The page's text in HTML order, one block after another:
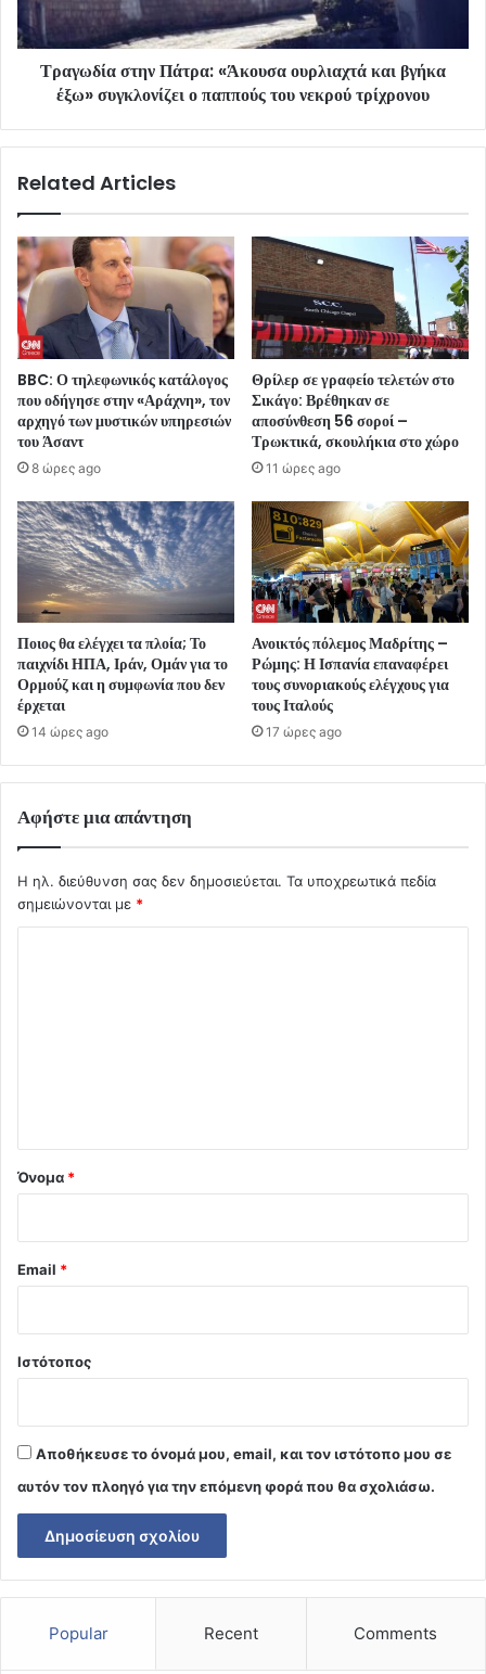
Τραγωδία στην Πάτρα: «Άκουσα ουρλιαχτά και βγήκα
έξω» συγκλονίζει ο παππούς του νεκρού τρίχρονου
Related Articles
BBC: Ο τηλεφωνικός κατάλογος
που οδήγησε στην «Αράχνη», τον
αρχηγό των μυστικών υπηρεσιών
του Άσαντ
8 ώρες ago
Θρίλερ σε γραφείο τελετών στο
Σικάγο: Βρέθηκαν σε
αποσύνθεση 56 σοροί –
Τρωκτικά, σκουλήκια στο χώρο
11 ώρες ago
Ποιος θα ελέγχει τα πλοία; Το
παιχνίδι ΗΠΑ, Ιράν, Ομάν για το
Ορμούζ και η συμφωνία που δεν
έρχεται
14 ώρες ago
Ανοικτός πόλεμος Μαδρίτης –
Ρώμης: Η Ισπανία επαναφέρει
τους συνοριακούς ελέγχους για
τους Ιταλούς
17 ώρες ago
Αφήστε μια απάντηση
Η ηλ. διεύθυνση σας δεν δημοσιεύεται. Τα υποχρεωτικά πεδία
σημειώνονται με *
Όνομα *
Email *
Ιστότοπος
Αποθήκευσε το όνομά μου, email, και τον ιστότοπο μου σε
αυτόν τον πλοηγό για την επόμενη φορά που θα σχολιάσω.
Popular Recent Comments